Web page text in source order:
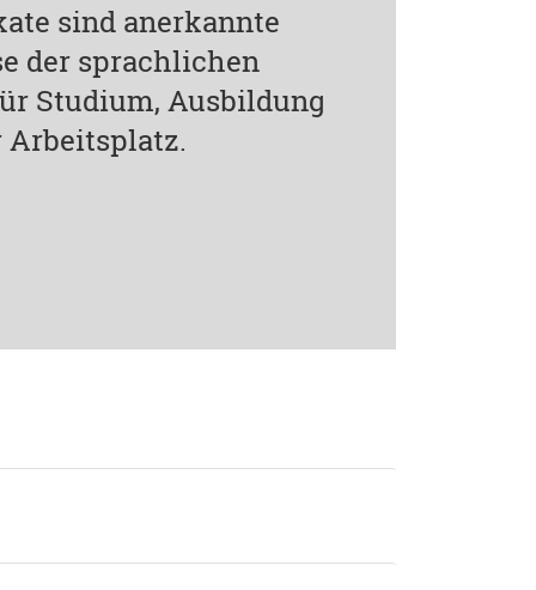
sind anerkannte
der sprachlichen
Studium, Ausbildung
Arbeitsplatz.